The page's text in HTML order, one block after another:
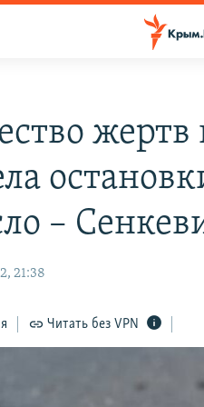
жертв
–
21:38
Читать без VPN